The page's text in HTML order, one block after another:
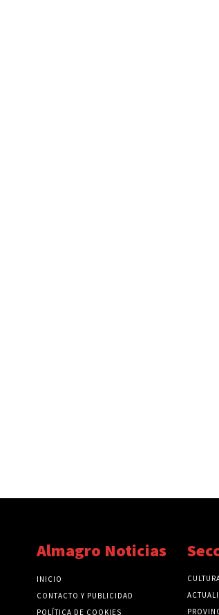
Almagro Noticias
INICIO
CONTACTO Y PUBLICIDAD
POLÍTICA DE COOKIES